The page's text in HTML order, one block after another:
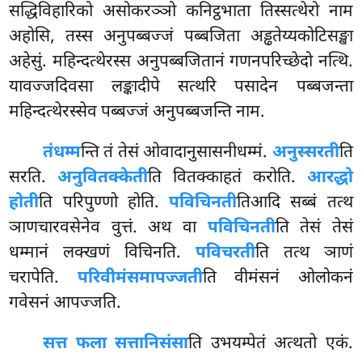
सद्धिविहारिको असोकरञ्ञो कनिट्ठभाता तिस्सत्थेरो नाम
अहोसि, तस्स अनुपब्बज्जं पब्बजिता अड्ढतेय्यकोटिसङ्खा
अहेसुं. महिन्दत्थेरस्स अनुपब्बजितानं गणनपरिच्छेदो नत्थि.
यावज्जदिवसा लङ्कादीपे सत्थरि पसादेन पब्बजन्ता
महिन्दत्थेरस्सेव पब्बज्जं अनुपब्बजन्ति नाम.
तंधम्मन्ति तं तेसं ओवादानुसासनीधम्मं. अनुस्सरतीति
सरति.अनुवितक्केतीति वितक्काहतं करोति. आरद्धो
होतीति परिपुण्णो होति.पविचिनतीतिआदि सब्बं तत्थ
ञाणचारवसेनेव वुत्तं. अथ वा पविचिनतीति तेसं तेसं
धम्मानं लक्खणं विचिनति. पविचरतीति तत्थ ञाणं
चरापेति. परिवीमंसमापज्जतीति वीमंसनं ओलोकनं
गवेसनं आपज्जति.
सत्त फला सत्तानिसंसाति उभयम्पेतं अत्थतो एकं.